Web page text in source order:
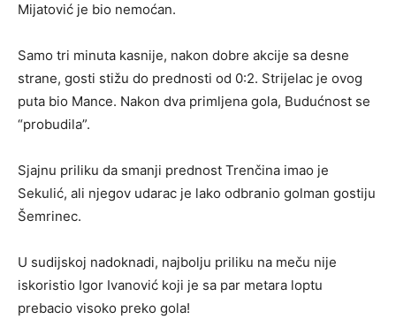
Mijatović je bio nemoćan.
Samo tri minuta kasnije, nakon dobre akcije sa desne
strane, gosti stižu do prednosti od 0:2. Strijelac je ovog
puta bio Mance. Nakon dva primljena gola, Budućnost se
“probudila”.
Sjajnu priliku da smanji prednost Trenčina imao je
Sekulić, ali njegov udarac je lako odbranio golman gostiju
Šemrinec.
U sudijskoj nadoknadi, najbolju priliku na meču nije
iskoristio Igor Ivanović koji je sa par metara loptu
prebacio visoko preko gola!